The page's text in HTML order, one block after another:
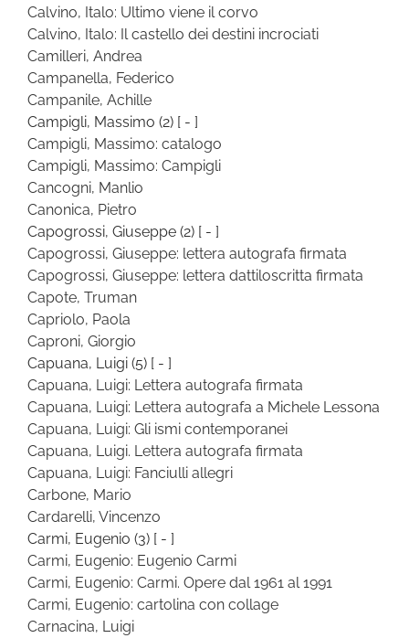
Calvino, Italo: Ultimo viene il corvo
Calvino, Italo: Il castello dei destini incrociati
Camilleri, Andrea
Campanella, Federico
Campanile, Achille
Campigli, Massimo (2) [ - ]
Campigli, Massimo: catalogo
Campigli, Massimo: Campigli
Cancogni, Manlio
Canonica, Pietro
Capogrossi, Giuseppe (2) [ - ]
Capogrossi, Giuseppe: lettera autografa firmata
Capogrossi, Giuseppe: lettera dattiloscritta firmata
Capote, Truman
Capriolo, Paola
Caproni, Giorgio
Capuana, Luigi (5) [ - ]
Capuana, Luigi: Lettera autografa firmata
Capuana, Luigi: Lettera autografa a Michele Lessona
Capuana, Luigi: Gli ismi contemporanei
Capuana, Luigi. Lettera autografa firmata
Capuana, Luigi: Fanciulli allegri
Carbone, Mario
Cardarelli, Vincenzo
Carmi, Eugenio (3) [ - ]
Carmi, Eugenio: Eugenio Carmi
Carmi, Eugenio: Carmi. Opere dal 1961 al 1991
Carmi, Eugenio: cartolina con collage
Carnacina, Luigi